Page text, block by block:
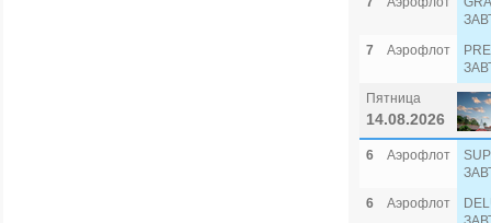
7
Аэрофлот
Пятница
14.08.2026
6 Аэрофлот
6
Аэрофлот